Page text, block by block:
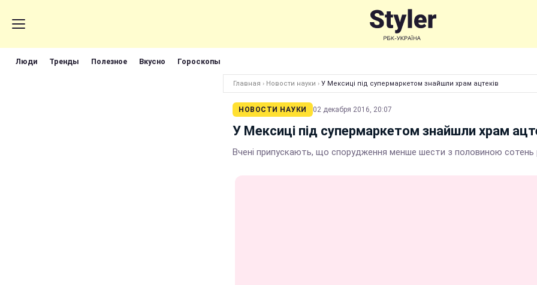
Люди Тренды Полезное Вкусно Гороскопы
Главная › Новости науки › У Мексиці під супермаркетом знайшли храм ацтеків
НОВОСТИ НАУКИ 02 декабря 2016, 20:07
У Мексиці під супермаркетом знайшли храм
Вчені припускають, що спорудження менше шести з половиною сотень